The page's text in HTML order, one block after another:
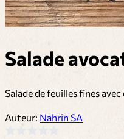
Salade
Salade de feuilles fines
Auteur: Nahrin SA